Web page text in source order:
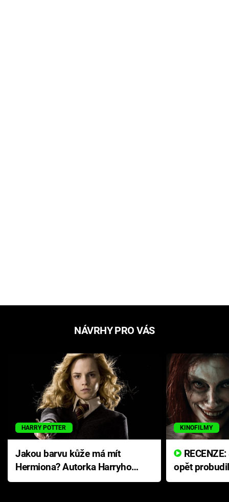
NÁVRHY PRO VÁS
HARRY POTTER
Jakou barvu kůže má mít
Hermiona? Autorka Harryho
Pottera přišla s ráznou
KINOFILMY
opět
přichází s